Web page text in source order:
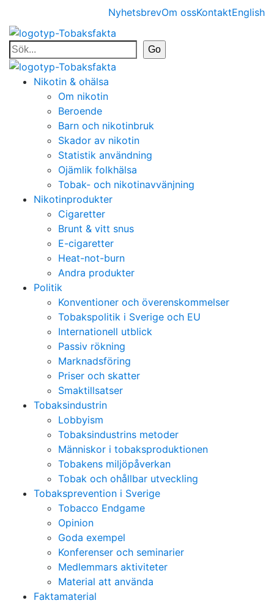
NyhetsbrevOm ossKontaktEnglish
Nikotin & ohälsa
Om nikotin
Beroende
Barn och nikotinbruk
Skador av nikotin
Statistik användning
Ojämlik folkhälsa
Tobak- och nikotinavvänjning
Nikotinprodukter
Cigaretter
Brunt & vitt snus
E-cigaretter
Heat-not-burn
Andra produkter
Politik
Konventioner och överenskommelser
Tobakspolitik i Sverige och EU
Internationell utblick
Passiv rökning
Marknadsföring
Priser och skatter
Smaktillsatser
Tobaksindustrin
Lobbyism
Tobaksindustrins metoder
Människor i tobaksproduktionen
Tobakens miljöpåverkan
Tobak och ohållbar utveckling
Tobaksprevention i Sverige
Tobacco Endgame
Opinion
Goda exempel
Konferenser och seminarier
Medlemmars aktiviteter
Material att använda
Faktamaterial